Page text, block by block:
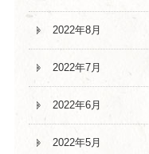
2022年8月
2022年7月
2022年6月
2022年5月